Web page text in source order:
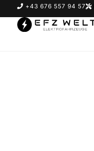
+43 676 557 94 57